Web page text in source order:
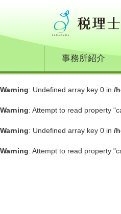
事務所紹介
Warning: Undefined array key 0 in /
Warning: Attempt to read property
Warning: Undefined array key 0 in /
Warning: Attempt to read property